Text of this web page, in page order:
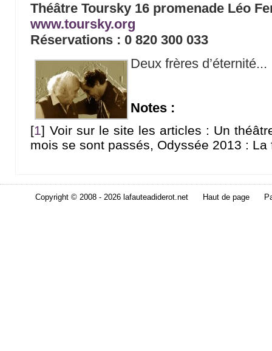
Théâtre Toursky 16 promenade Léo
www.toursky.org
Réservations : 0 820 300 033
Deux frères d’éternité...
Notes :
[1] Voir sur le site les articles : Un
mois se sont passés, Odyssée 2013 : La
Copyright © 2008 - 2026 lafauteadiderot.net Haut de page